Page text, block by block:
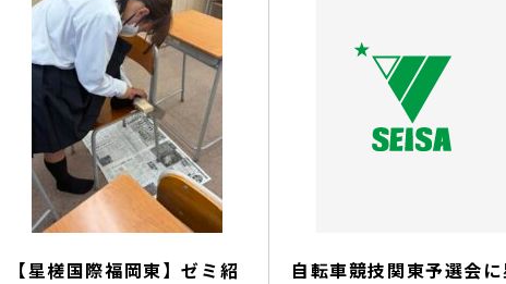
【星槎国際福岡東】ゼミ紹
自転車競技関東予選会